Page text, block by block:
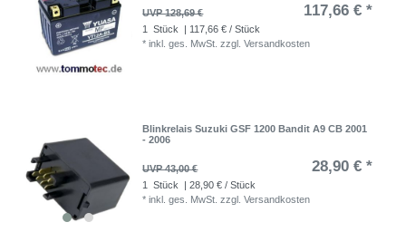
UVP 128,69 € 117,66 € *
1 Stück
| 117,66 € / Stück
*inkl. ges. MwSt. zzgl.Versandkosten
Blinkrelais Suzuki GSF 1200 Bandit A9 CB 2001
- 2006
UVP 43,00 € 28,90 € *
1 Stück
| 28,90 € / Stück
*inkl. ges. MwSt. zzgl.Versandkosten